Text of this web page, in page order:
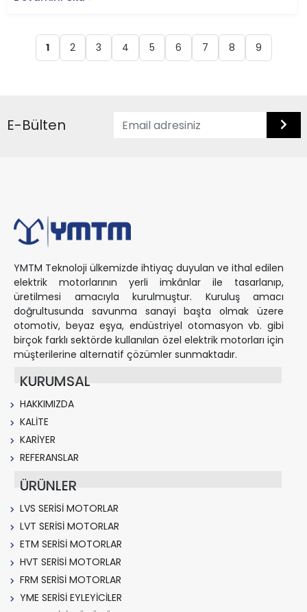
1 2 3 4 5 6 7 8 9
E-Bülten
YMTM Teknoloji ülkemizde ihtiyaç duyulan ve ithal edilen
elektrik motorlarının yerli imkânlar ile tasarlanıp,
üretilmesi amacıyla kurulmuştur. Kuruluş amacı
doğrultusunda savunma sanayi başta olmak üzere
otomotiv, beyaz eşya, endüstriyel otomasyon vb. gibi
birçok farklı sektörde kullanılan özel elektrik motorları için
müşterilerine alternatif çözümler sunmaktadır.
KURUMSAL
HAKKIMIZDA
KALİTE
KARİYER
REFERANSLAR
ÜRÜNLER
LVS SERİSİ MOTORLAR
LVT SERİSİ MOTORLAR
ETM SERİSİ MOTORLAR
HVT SERİSİ MOTORLAR
FRM SERİSİ MOTORLAR
YME SERİSİ EYLEYİCİLER